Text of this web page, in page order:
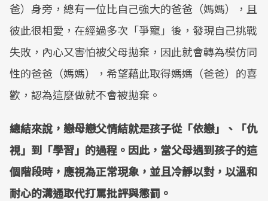
爸）身旁，總有一位比自己強大的爸爸（媽媽），且
彼此很相愛，在經過多次「爭寵」後，發現自己挑戰
失敗，內心又害怕被父母拋棄，因此就會轉為模仿同
性的爸爸（媽媽），希望藉此取得媽媽（爸爸）的喜
歡，認為這麼做就不會被拋棄。
總結來說，戀母戀父情結就是孩子從「依戀」、「仇
視」到「學習」的過程。因此，當父母遇到孩子的這
個階段時，應視為正常現象，並且冷靜以對，以溫和
耐心的溝通取代打罵批評與懲罰。